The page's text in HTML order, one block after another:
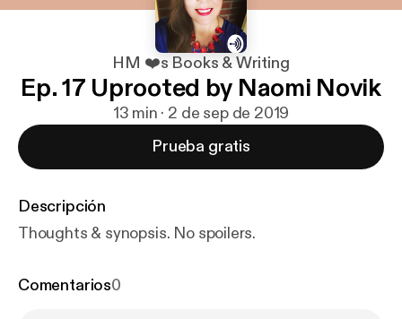
HM ❤️s Books & Writing
Ep. 17 Uprooted by Naomi Novik
13 min · 2 de sep de 2019
Prueba gratis
Descripción
Thoughts & synopsis. No spoilers.
Comentarios0